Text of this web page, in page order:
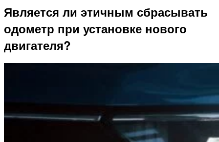
Является ли этичным сбрасывать
одометр при установке нового
двигателя?